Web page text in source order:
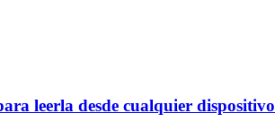
leerla desde cualquier dispositivo